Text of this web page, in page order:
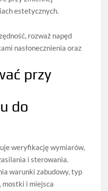
estetycznych.
rozważ napęd
nasłonecznienia oraz
przy
do
weryfikację wymiarów,
i sterowania.
warunki zabudowy, typ
mostki i miejsca